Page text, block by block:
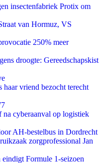
insectenfabriek Protix om
van Hormuz, VS
250% meer
droogte: Gereedschapskist
haar vriend bezocht terecht
cyberaanval op logistiek
AH-bestelbus in Dordrecht
zorgprofessional Jan
Formule 1-seizoen